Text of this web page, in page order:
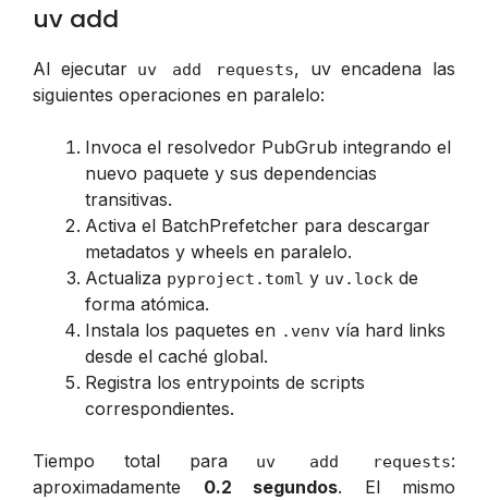
uv add
Al ejecutar uv add requests, uv encadena las
siguientes operaciones en paralelo:
Invoca el resolvedor PubGrub integrando el
nuevo paquete y sus dependencias
transitivas.
Activa el BatchPrefetcher para descargar
metadatos y wheels en paralelo.
Actualiza pyproject.toml y uv.lock de
forma atómica.
Instala los paquetes en .venv vía hard links
desde el caché global.
Registra los entrypoints de scripts
correspondientes.
Tiempo total para uv add requests:
aproximadamente 0.2 segundos. El mismo